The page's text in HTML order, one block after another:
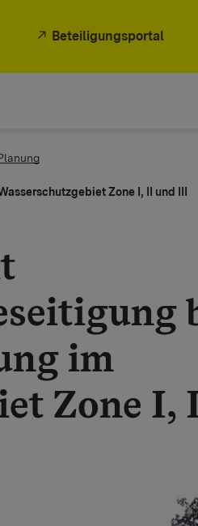
Beteiligungsportal
Zone I, II und III
im
Zone